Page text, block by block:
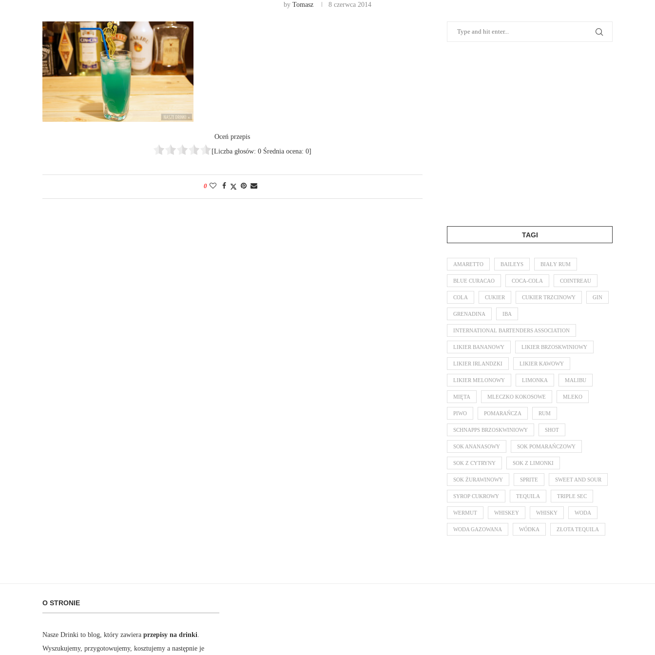
by Tomasz 8 czerwca 2014
Oceń przepis
[Liczba głosów:0 Średnia ocena:0]
0
TAGI
AMARETTO BAILEYS BIAŁY RUM
BLUE CURACAO COCA-COLA COINTREAU
COLA CUKIER CUKIER TRZCINOWY GIN
GRENADINA IBA
INTERNATIONAL BARTENDERS ASSOCIATION
LIKIER BANANOWY LIKIER BRZOSKWINIOWY
LIKIER IRLANDZKI LIKIER KAWOWY
LIKIER MELONOWY LIMONKA MALIBU
MIĘTA MLECZKO KOKOSOWE MLEKO
PIWO POMARAŃCZA RUM
SCHNAPPS BRZOSKWINIOWY SHOT
SOK ANANASOWY SOK POMARAŃCZOWY
SOK Z CYTRYNY SOK Z LIMONKI
SOK ŻURAWINOWY SPRITE SWEET AND SOUR
SYROP CUKROWY TEQUILA TRIPLE SEC
WERMUT WHISKEY WHISKY WODA
WODA GAZOWANA WÓDKA ZŁOTA TEQUILA
O STRONIE
Nasze Drinki to blog, który zawiera przepisy na drinki.
Wyszukujemy, przygotowujemy, kosztujemy a następnie je